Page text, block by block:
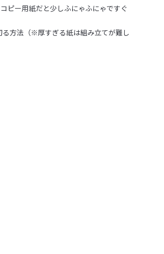
ピー用紙だと少しふにゃふにゃですぐ
方法（※厚すぎる紙は組み立てが難し